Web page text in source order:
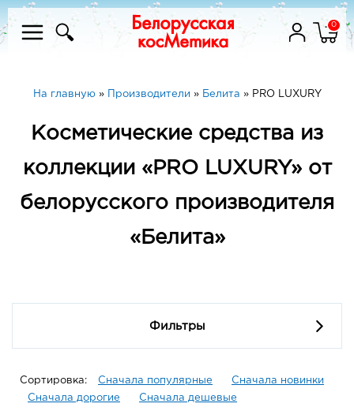
0
На главную» Производители » Белита » PRO LUXURY
Косметические средства из
коллекции «PRO LUXURY» от
белорусского производителя
«Белита»
Фильтры
Сортировка: Сначала популярные
Сначала новинки
Сначала дорогие
Сначала дешевые